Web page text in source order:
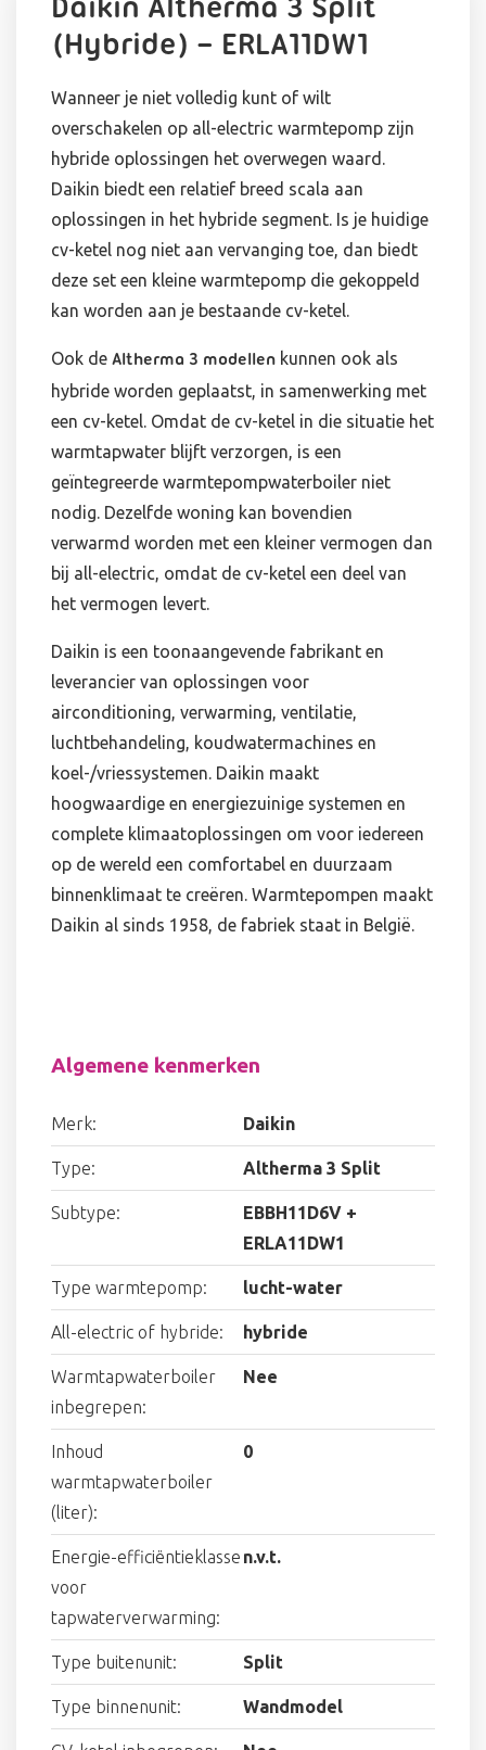
Daikin Altherma 3 Split
(Hybride) – ERLA11DW1
Wanneer je niet volledig kunt of wilt
overschakelen op all-electric warmtepomp zijn
hybride oplossingen het overwegen waard.
Daikin biedt een relatief breed scala aan
oplossingen in het hybride segment. Is je huidige
cv-ketel nog niet aan vervanging toe, dan biedt
deze set een kleine warmtepomp die gekoppeld
kan worden aan je bestaande cv-ketel.
Ook de Altherma 3 modellen kunnen ook als
hybride worden geplaatst, in samenwerking met
een cv-ketel. Omdat de cv-ketel in die situatie het
warmtapwater blijft verzorgen, is een
geïntegreerde warmtepompwaterboiler niet
nodig. Dezelfde woning kan bovendien
verwarmd worden met een kleiner vermogen dan
bij all-electric, omdat de cv-ketel een deel van
het vermogen levert.
Daikin is een toonaangevende fabrikant en
leverancier van oplossingen voor
airconditioning, verwarming, ventilatie,
luchtbehandeling, koudwatermachines en
koel-/vriessystemen. Daikin maakt
hoogwaardige en energiezuinige systemen en
complete klimaatoplossingen om voor iedereen
op de wereld een comfortabel en duurzaam
binnenklimaat te creëren. Warmtepompen maakt
Daikin al sinds 1958, de fabriek staat in België.
Algemene kenmerken
Merk: Daikin
Type: Altherma 3 Split
Subtype:
EBBH11D6V +
ERLA11DW1
Type warmtepomp: lucht-water
All-electric of hybride: hybride
Warmtapwaterboiler
inbegrepen:
Nee
Inhoud
warmtapwaterboiler
(liter):
0
Energie-efficiëntieklasse
voor
tapwaterverwarming:
n.v.t.
Type buitenunit: Split
Type binnenunit: Wandmodel